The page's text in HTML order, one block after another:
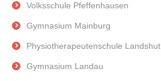
Volksschule Pfeffenhausen
Gymnasium Mainburg
Physiotherapeutenschule Landshut
Gymnasium Landau